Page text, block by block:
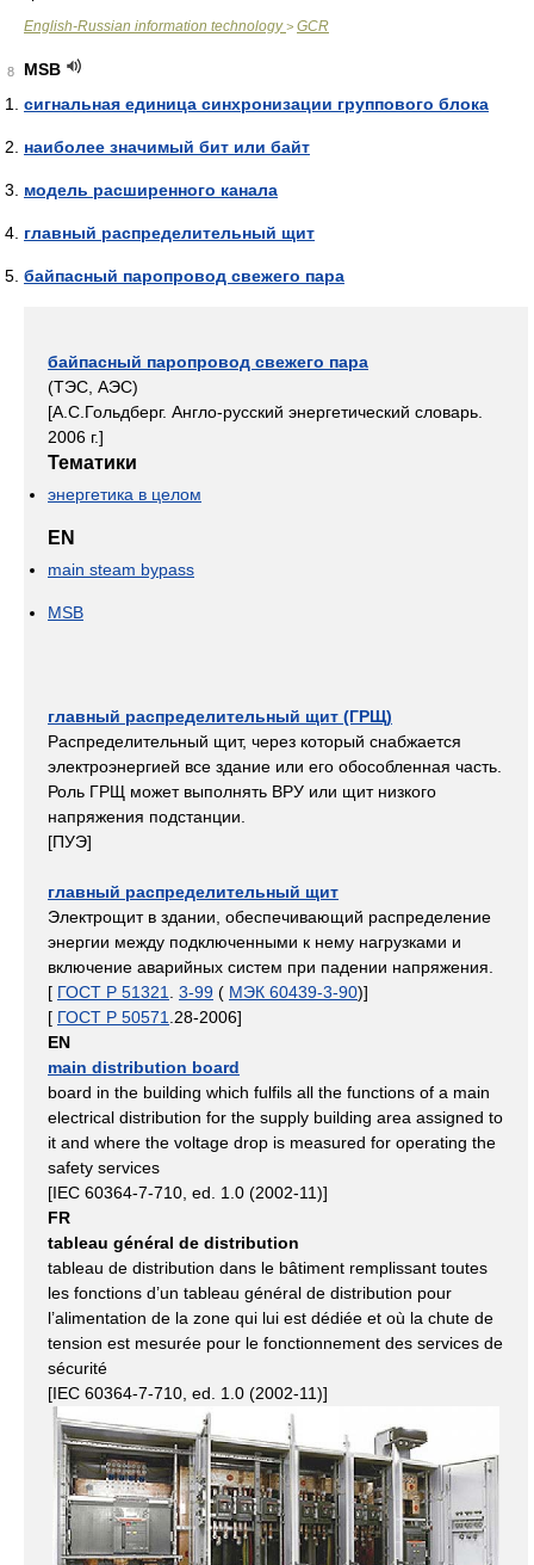
English-Russian information technology> GCR
8
MSB
сигнальная единица синхронизации группового блока
наиболее значимый бит или байт
модель расширенного канала
главный распределительный щит
байпасный паропровод свежего пара
байпасный паропровод свежего пара
(ТЭС, АЭС)
[А.С.Гольдберг. Англо-русский энергетический словарь.
2006 г.]
Тематики
энергетика в целом
EN
main steam bypass
MSB
главный распределительный щит (ГРЩ)
Распределительный щит, через который снабжается
электроэнергией все здание или его обособленная часть.
Роль ГРЩ может выполнять ВРУ или щит низкого
напряжения подстанции.
[ПУЭ]
главный распределительный щит
Электрощит в здании, обеспечивающий распределение
энергии между подключенными к нему нагрузками и
включение аварийных систем при падении напряжения.
[ ГОСТ Р 51321 3-99 ( МЭК 60439-3-90)]
[ ГОСТ Р 50571 .28-2006]
EN
main distribution board
board in the building which fulfils all the functions of a main
electrical distribution for the supply building area assigned to
it and where the voltage drop is measured for operating the
safety services
[IEC 60364-7-710, ed. 1.0 (2002-11)]
FR
tableau général de distribution
tableau de distribution dans le bâtiment remplissant toutes
les fonctions d’un tableau général de distribution pour
l’alimentation de la zone qui lui est dédiée et où la chute de
tension est mesurée pour le fonctionnement des services de
sécurité
[IEC 60364-7-710, ed. 1.0 (2002-11)]